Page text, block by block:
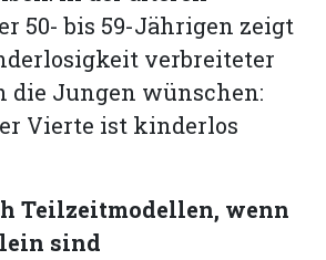
50- bis 59-Jährigen zeigt
verbreiteter
die Jungen wünschen:
Vierte ist kinderlos
Teilzeitmodellen, wenn
sind